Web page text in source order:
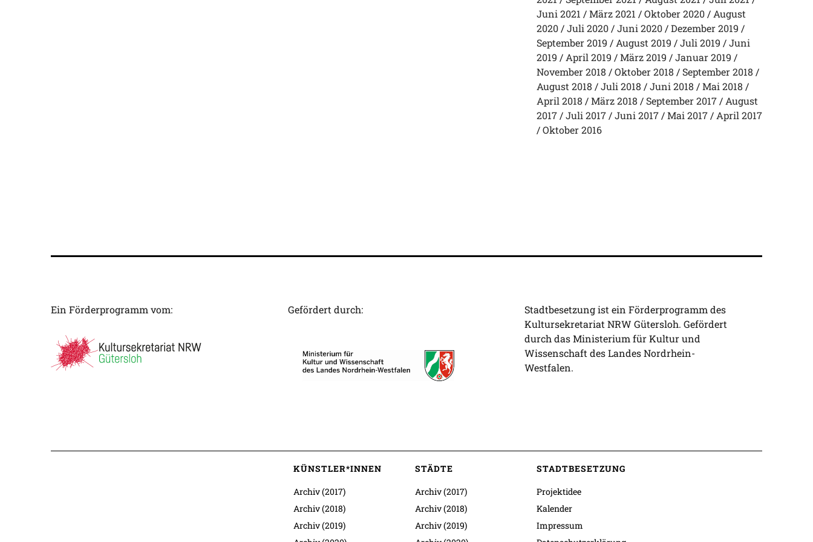
Juni 2021
März 2021 Oktober 2020
August
2020
Juli 2020 Juni 2020
Dezember 2019
September 2019
August 2019 Juli 2019
Juni
2019
April 2019 März 2019
Januar 2019
November 2018
Oktober 2018
September 2018
August 2018
Juli 2018 Juni 2018
Mai 2018
April 2018
März 2018 September 2017
August
2017
Juli 2017 Juni 2017 Mai 2017
April 2017
Oktober 2016
Ein Förderprogramm vom: Gefördert durch:
Stadtbesetzung ist ein Förderprogramm des
Kultursekretariat NRW Gütersloh. Gefördert
durch das Ministerium für Kultur und
Wissenschaft des Landes Nordrhein-
Westfalen.
KÜNSTLER*INNEN
Archiv (2017)
Archiv (2018)
Archiv (2019)
STÄDTE
Archiv (2017)
Archiv (2018)
Archiv (2019)
STADTBESETZUNG
Projektidee
Kalender
Impressum